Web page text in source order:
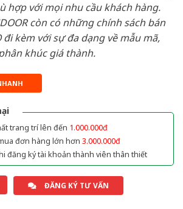
hợp với mọi nhu cầu khách hàng.
còn có những chính sách bán
đi kèm với sự đa dạng về mẫu mã,
khúc giá thành.
trang trí lên đến 1.000.000đ
đơn hàng lớn hơn 3.000.000đ
đăng ký tài khoản thành viên thân thiết
ĐĂNG KÝ TƯ VẤN